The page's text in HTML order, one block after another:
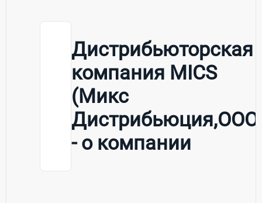
Дистрибьюторская
компания MICS
(Микс
- о компании